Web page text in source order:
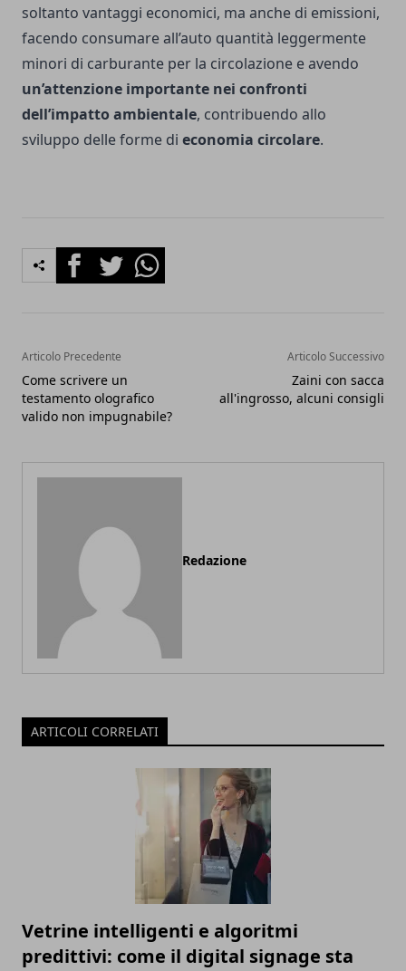
soltanto vantaggi economici, ma anche di emissioni,
facendo consumare all’auto quantità leggermente
minori di carburante per la circolazione e avendo
un’attenzione importante nei confronti
dell’impatto ambientale, contribuendo allo
sviluppo delle forme di economia circolare.
FacebookTwitterWhatsapp
Articolo Precedente
Come scrivere un
testamento olografico
valido non impugnabile?
Articolo Successivo
Zaini con sacca
all'ingrosso, alcuni consigli
Redazione
ARTICOLI CORRELATI
Vetrine intelligenti e algoritmi
predittivi: come il digital signage sta